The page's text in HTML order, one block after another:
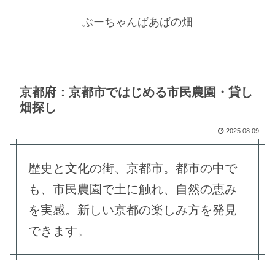
ぶーちゃんばあばの畑
京都府：京都市ではじめる市民農園・貸し
畑探し
2025.08.09
歴史と文化の街、京都市。都市の中で
も、市民農園で土に触れ、自然の恵み
を実感。新しい京都の楽しみ方を発見
できます。